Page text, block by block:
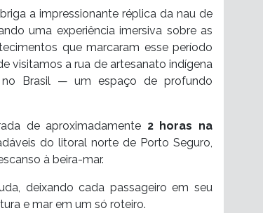
a impressionante réplica da nau de
uma experiência imersiva sobre as
que marcaram esse período
visitamos a rua de artesanato indígena
Brasil — um espaço de profundo
de aproximadamente 2 horas na
do litoral norte de Porto Seguro,
à beira-mar.
deixando cada passageiro em seu
e mar em um só roteiro.